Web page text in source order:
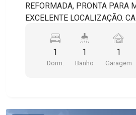
REFORMADA, PRONTA PARA
EXCELENTE LOCALIZAÇÃO. CARACTERÍSTICAS:
CONSTRUÍDA: 69,40 M² *
BANHEIRO SOCIAL *
DESCOBERTA ACEITA FINANCIAMENTO. ENTRE
1
Dorm.
1
Banho
1
Garagem